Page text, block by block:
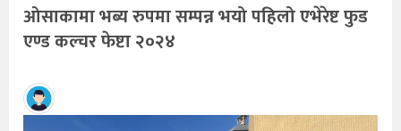
ओसाकामा भब्य रुपमा सम्पन्न भयो पहिलो एभेरेष्ट फुड
एण्ड कल्चर फेष्टा २०२४
हेर्ने